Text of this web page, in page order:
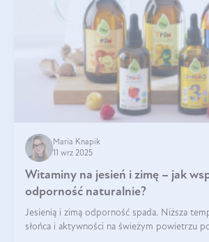
Maria Knapik
11 wrz 2025
Witaminy na jesień i zimę – jak
odporność naturalnie?
Jesienią i zimą odporność spada. Niższa
słońca i aktywności na świeżym powietrzu